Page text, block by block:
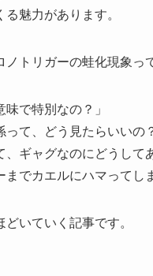
魅力があります。
トリガーの蛙化現象っ
味で特別なの？」
って、どう見たらいいの
、ギャグなのにどうして
までカエルにハマってし
いていく記事です。